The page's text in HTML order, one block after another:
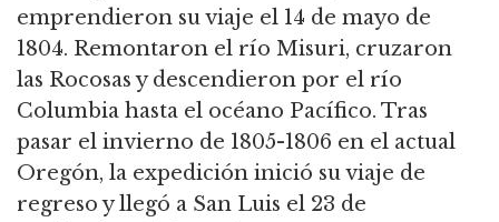
emprendieron su viaje el 14 de mayo de
1804. Remontaron el río Misuri, cruzaron
las Rocosas y descendieron por el río
Columbia hasta el océano Pacífico. Tras
pasar el invierno de 1805-1806 en el actual
Oregón, la expedición inició su viaje de
regreso y llegó a San Luis el 23 de